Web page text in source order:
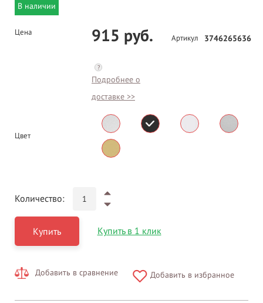
В наличии
Цена 915 руб.
?
Подробнее о
доставке >>
Артикул 3746265636
Цвет
Количество:
Купить Купить в 1 клик
Добавить в сравнение Добавить в избранное